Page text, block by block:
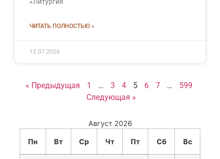
ЧИТАТЬ ПОЛНОСТЬЮ »
12.07.2026
« Предыдущая 1 … 3 4 5 6 7 …
599
Следующая »
Август 2026
Пн Вт Ср Чт Пт Сб Вс